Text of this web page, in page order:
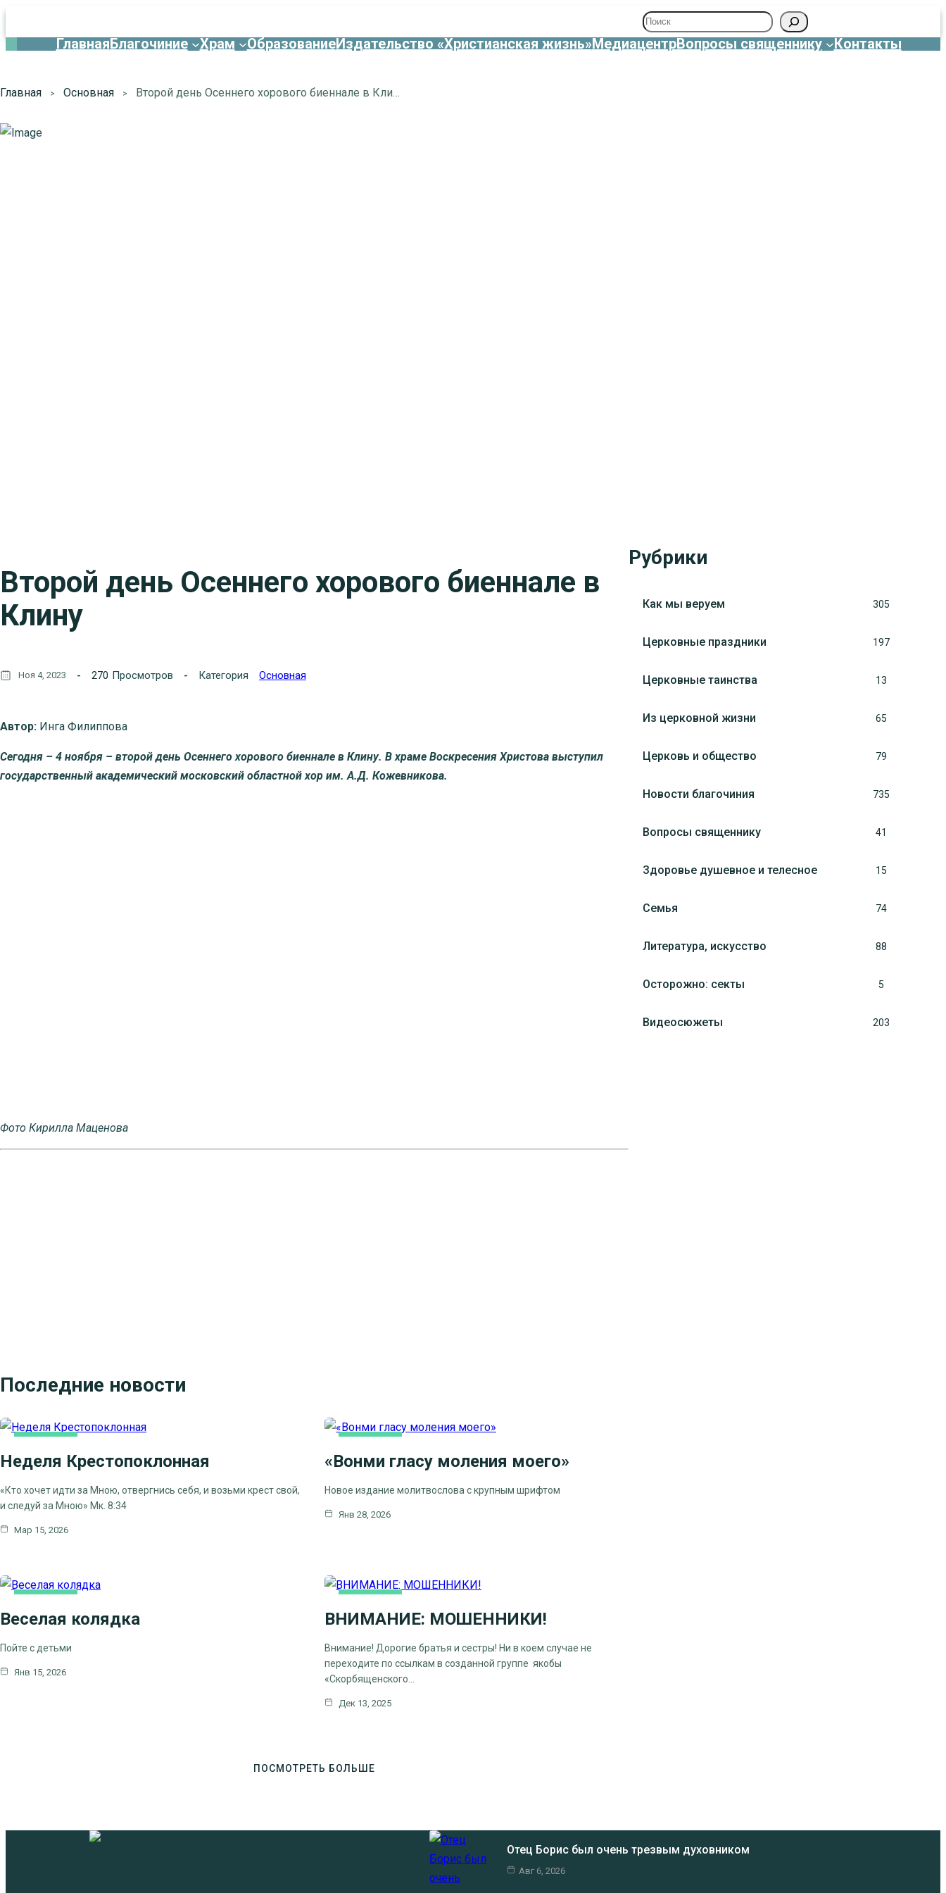
Поиск
ГлавнаяБлагочиние Храм ОбразованиеИздательство «Христианская жизнь»МедиацентрВопросы священнику Контакты
Главная Основная Второй день Осеннего хорового биеннале в Клину
Второй день Осеннего хорового биеннале в
Клину
Ноя 4, 2023 270 Просмотров Категория Основная
Автор: Инга Филиппова
Сегодня – 4 ноября – второй день Осеннего хорового биеннале в Клину. В храме Воскресения Христова выступил
государственный академический московский областной хор им. А.Д. Кожевникова.
Фото Кирилла Маценова
Последние новости
Неделя Крестопоклонная
«Кто хочет идти за Мною, отвергнись себя, и возьми крест свой,
и следуй за Мною» Мк. 8:34
Мар 15, 2026
«Вонми гласу моления моего»
Новое издание молитвослова с крупным шрифтом
Янв 28, 2026
Веселая колядка
Пойте с детьми
Янв 15, 2026
ВНИМАНИЕ: МОШЕННИКИ!
Внимание! Дорогие братья и сестры! Ни в коем случае не
переходите по ссылкам в созданной группе якобы
«Скорбященского…
Дек 13, 2025
ПОСМОТРЕТЬ БОЛЬШЕ
Рубрики
Как мы веруем 305
Церковные праздники 197
Церковные таинства 13
Из церковной жизни 65
Церковь и общество 79
Новости благочиния 735
Вопросы священнику 41
Здоровье душевное и телесное 15
Семья 74
Литература, искуcство 88
Осторожно: секты 5
Видеосюжеты 203
Отец Борис был очень трезвым духовником
Авг 6, 2026